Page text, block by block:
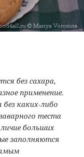
без сахара,
применение.
каких-либо
теста
больших
заполняются